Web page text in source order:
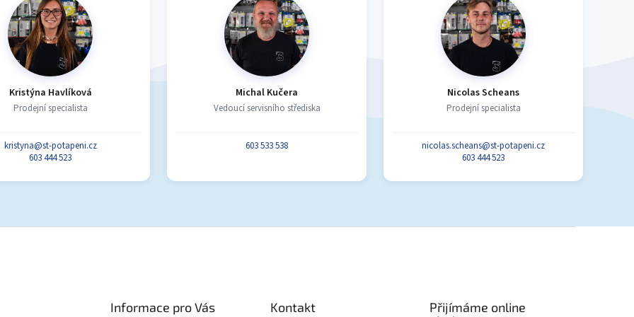
Kristýna Havlíková
Prodejní specialista
kristyna@st-potapeni.cz
603 444 523
Michal Kučera
Vedoucí servisního střediska
603 533 538
Nicolas Scheans
Prodejní specialista
nicolas.scheans@st-potapeni.cz
603 444 523
Informace pro Vás Kontakt
Přijímáme online